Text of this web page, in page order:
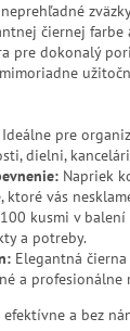
čiernej
pre dokonalý
Ideálne pre
dielni,
Napriek
vás
kusmi v
a potreby.
Elegantná
a profesionálne
a bez